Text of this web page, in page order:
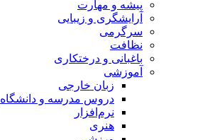
پیشه و مهارت
آرایشگری و زیبایی
سرگرمی
نظافت
باغبانی و درختکاری
آموزشی
زبان خارجی
دروس مدرسه و دانشگاه
نرم‌افزار
هنری